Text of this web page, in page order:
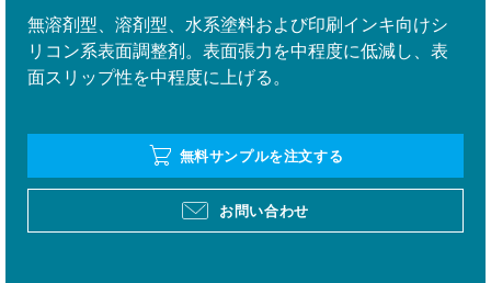
無溶剤型、溶剤型、水系塗料および印刷インキ向けシ
リコン系表面調整剤。表面張力を中程度に低減し、表
面スリップ性を中程度に上げる。
無料サンプルを注文する
お問い合わせ